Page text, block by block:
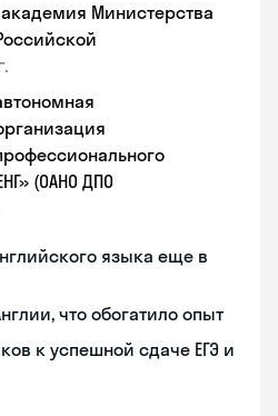
Министерства
(ОАНО ДПО
языка еще в
что обогатило опыт
к успешной сдаче ЕГЭ и